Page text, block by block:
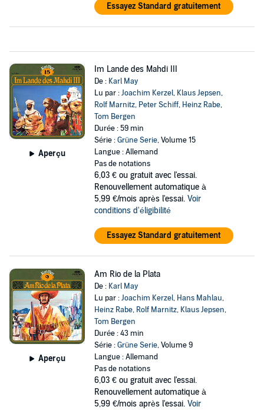
Essayez Standard gratuitement
Aperçu
Im Lande des Mahdi III
De : Karl May
Lu par :Joachim Kerzel, Klaus Jepsen,
Rolf Marnitz, Peter Schiff, Heinz Rabe,
Tom Bergen
Durée : 59 min
Série :Grüne Serie, Volume 15
Langue : Allemand
Pas de notations
6,03 € ou gratuit avec l'essai.
Renouvellement automatique à
5,99 €/mois après l'essai. Voir
conditions d'éligibilité
Essayez Standard gratuitement
Aperçu
Am Rio de la Plata
De : Karl May
Lu par :Joachim Kerzel, Hans Mahlau,
Heinz Rabe, Rolf Marnitz, Klaus Jepsen,
Tom Bergen
Durée : 43 min
Série :Grüne Serie, Volume 9
Langue : Allemand
Pas de notations
6,03 € ou gratuit avec l'essai.
Renouvellement automatique à
5,99 €/mois après l'essai. Voir